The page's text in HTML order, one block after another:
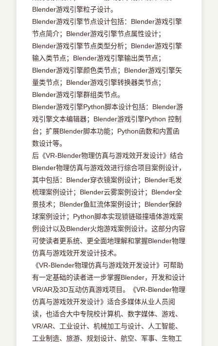
Blender游戏引擎粒子设计。
Blender游戏引擎节点设计包括：Blender游戏引擎
节点简介；Blender游戏引擎节点属性设计；
Blender游戏引擎节点类型分析；Blender游戏引擎
输入类节点；Blender游戏引擎输出类节点；
Blender游戏引擎颜色类节点；Blender游戏引擎矢
量类节点；Blender游戏引擎转换器类节点；
Blender游戏引擎群组类节点。
Blender游戏引擎Python脚本设计包括：Blender游
戏引擎文本编辑器；Blender游戏引擎Python 控制
台；扩展Blender脚本功能；Python函数和内置函
数设计等。
后《VR-Blender物理仿真与游戏效开发设计》结合
Blender物理仿真与游戏效进行综合项目案例设计，
其中包括：Blender穿衣镜案例设计；Blender毛发
梳理案例设计；Blender云雾案例设计；Blender全
景技术；Blender鱼缸流体案例设计；Blender保龄
球案例设计；Python脚本实现锁链碰撞墙体游戏案
例设计以及Blender火炮游戏案例设计。这部分内容
可使读者更系统、更全面地理解和掌握Blender物理
仿真与游戏效开发设计技术。
《VR-Blender物理仿真与游戏效开发设计》可帮助
有一定基础的读者进一步掌握Blender，开发和设计
VR/AR及3D互动仿真游戏项目。《VR-Blender物理
仿真与游戏效开发设计》适合多媒体从业人员阅
读，也适合大中专院校计算机、数字媒体、游戏、
VR/AR、工业设计、机械加工与设计、人工智能、
工业制造、旅游、规划设计、航空、军事、生物工